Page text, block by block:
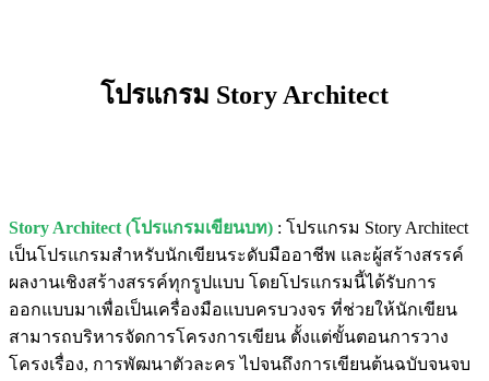
โปรแกรม Story Architect
Story Architect (โปรแกรมเขียนบท) : โปรแกรม Story Architect
เป็นโปรแกรมสำหรับนักเขียนระดับมืออาชีพ และผู้สร้างสรรค์
ผลงานเชิงสร้างสรรค์ทุกรูปแบบ โดยโปรแกรมนี้ได้รับการ
ออกแบบมาเพื่อเป็นเครื่องมือแบบครบวงจร ที่ช่วยให้นักเขียน
สามารถบริหารจัดการโครงการเขียน ตั้งแต่ขั้นตอนการวาง
โครงเรื่อง, การพัฒนาตัวละคร ไปจนถึงการเขียนต้นฉบับจนจบ